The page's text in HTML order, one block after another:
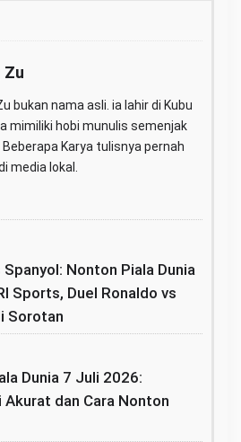
Zu
bukan nama asli. ia lahir di Kubu
mimiliki hobi munulis semenjak
Beberapa Karya tulisnya pernah
media lokal.
Nonton Piala Dunia
Sports, Duel Ronaldo vs
Sorotan
Dunia 7 Juli 2026:
dan Cara Nonton